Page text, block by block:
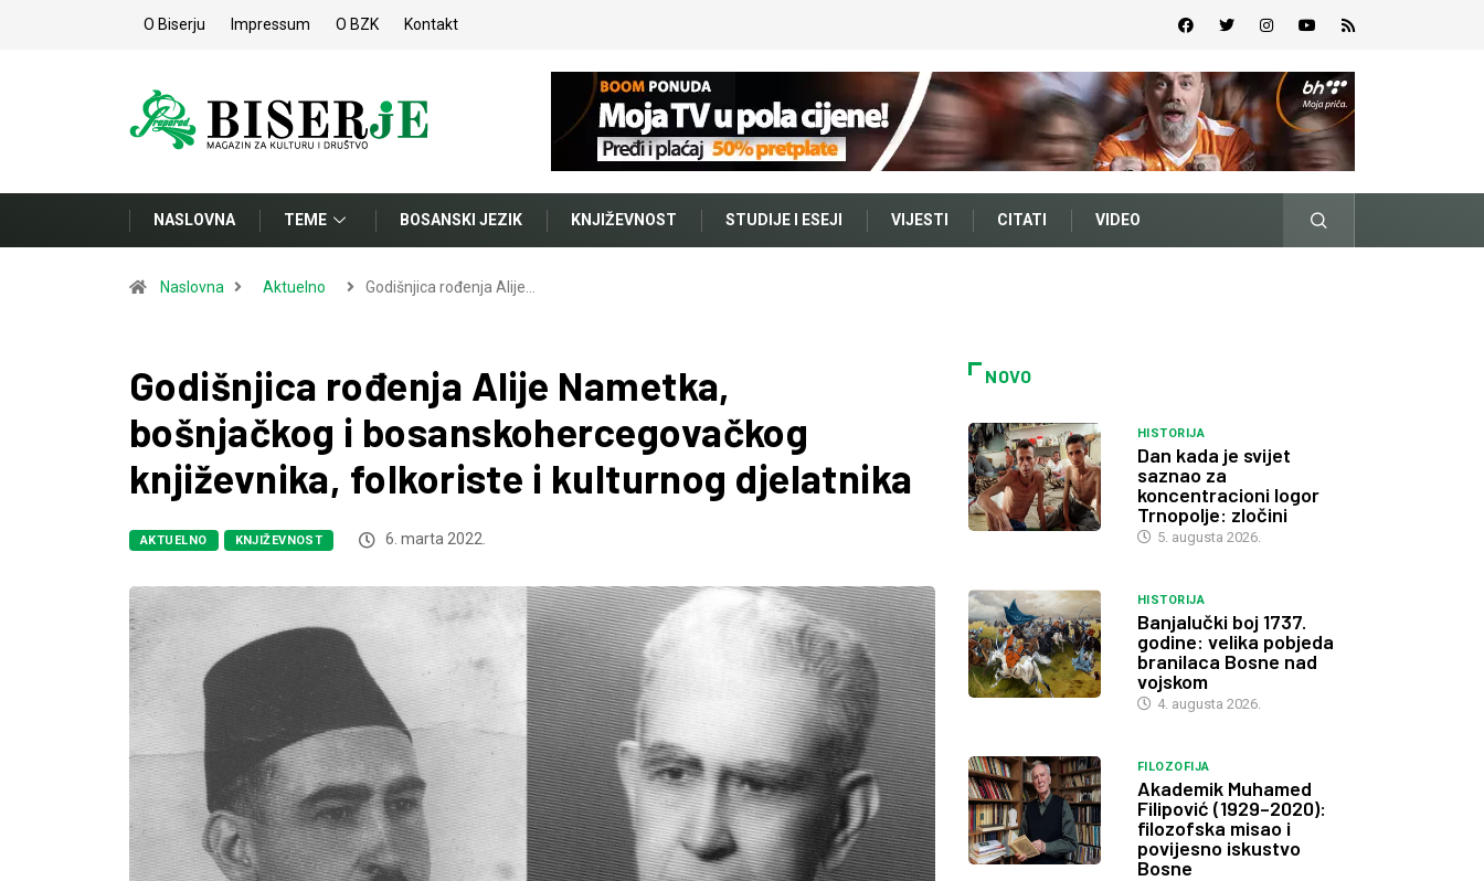
O Biserju Impressum O BZK Kontakt
NASLOVNA TEME BOSANSKI JEZIK KNJIŽEVNOST STUDIJE I ESEJI VIJESTI CITATI VIDEO
Naslovna Aktuelno Godišnjica rođenja Alije…
Godišnjica rođenja Alije Nametka,
bošnjačkog i bosanskohercegovačkog
književnika, folkoriste i kulturnog djelatnika
AKTUELNO KNJIŽEVNOST 6. marta 2022.
NOVO
HISTORIJA
Dan kada je svijet
saznao za
koncentracioni logor
Trnopolje: zločini
5. augusta 2026.
HISTORIJA
Banjalučki boj 1737.
godine: velika pobjeda
branilaca Bosne nad
vojskom
4. augusta 2026.
FILOZOFIJA
Akademik Muhamed
Filipović (1929–2020):
filozofska misao i
povijesno iskustvo
Bosne